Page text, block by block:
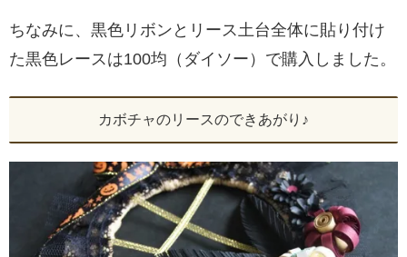
ちなみに、黒色リボンとリース土台全体に貼り付け
た黒色レースは100均（ダイソー）で購入しました。
カボチャのリースのできあがり♪